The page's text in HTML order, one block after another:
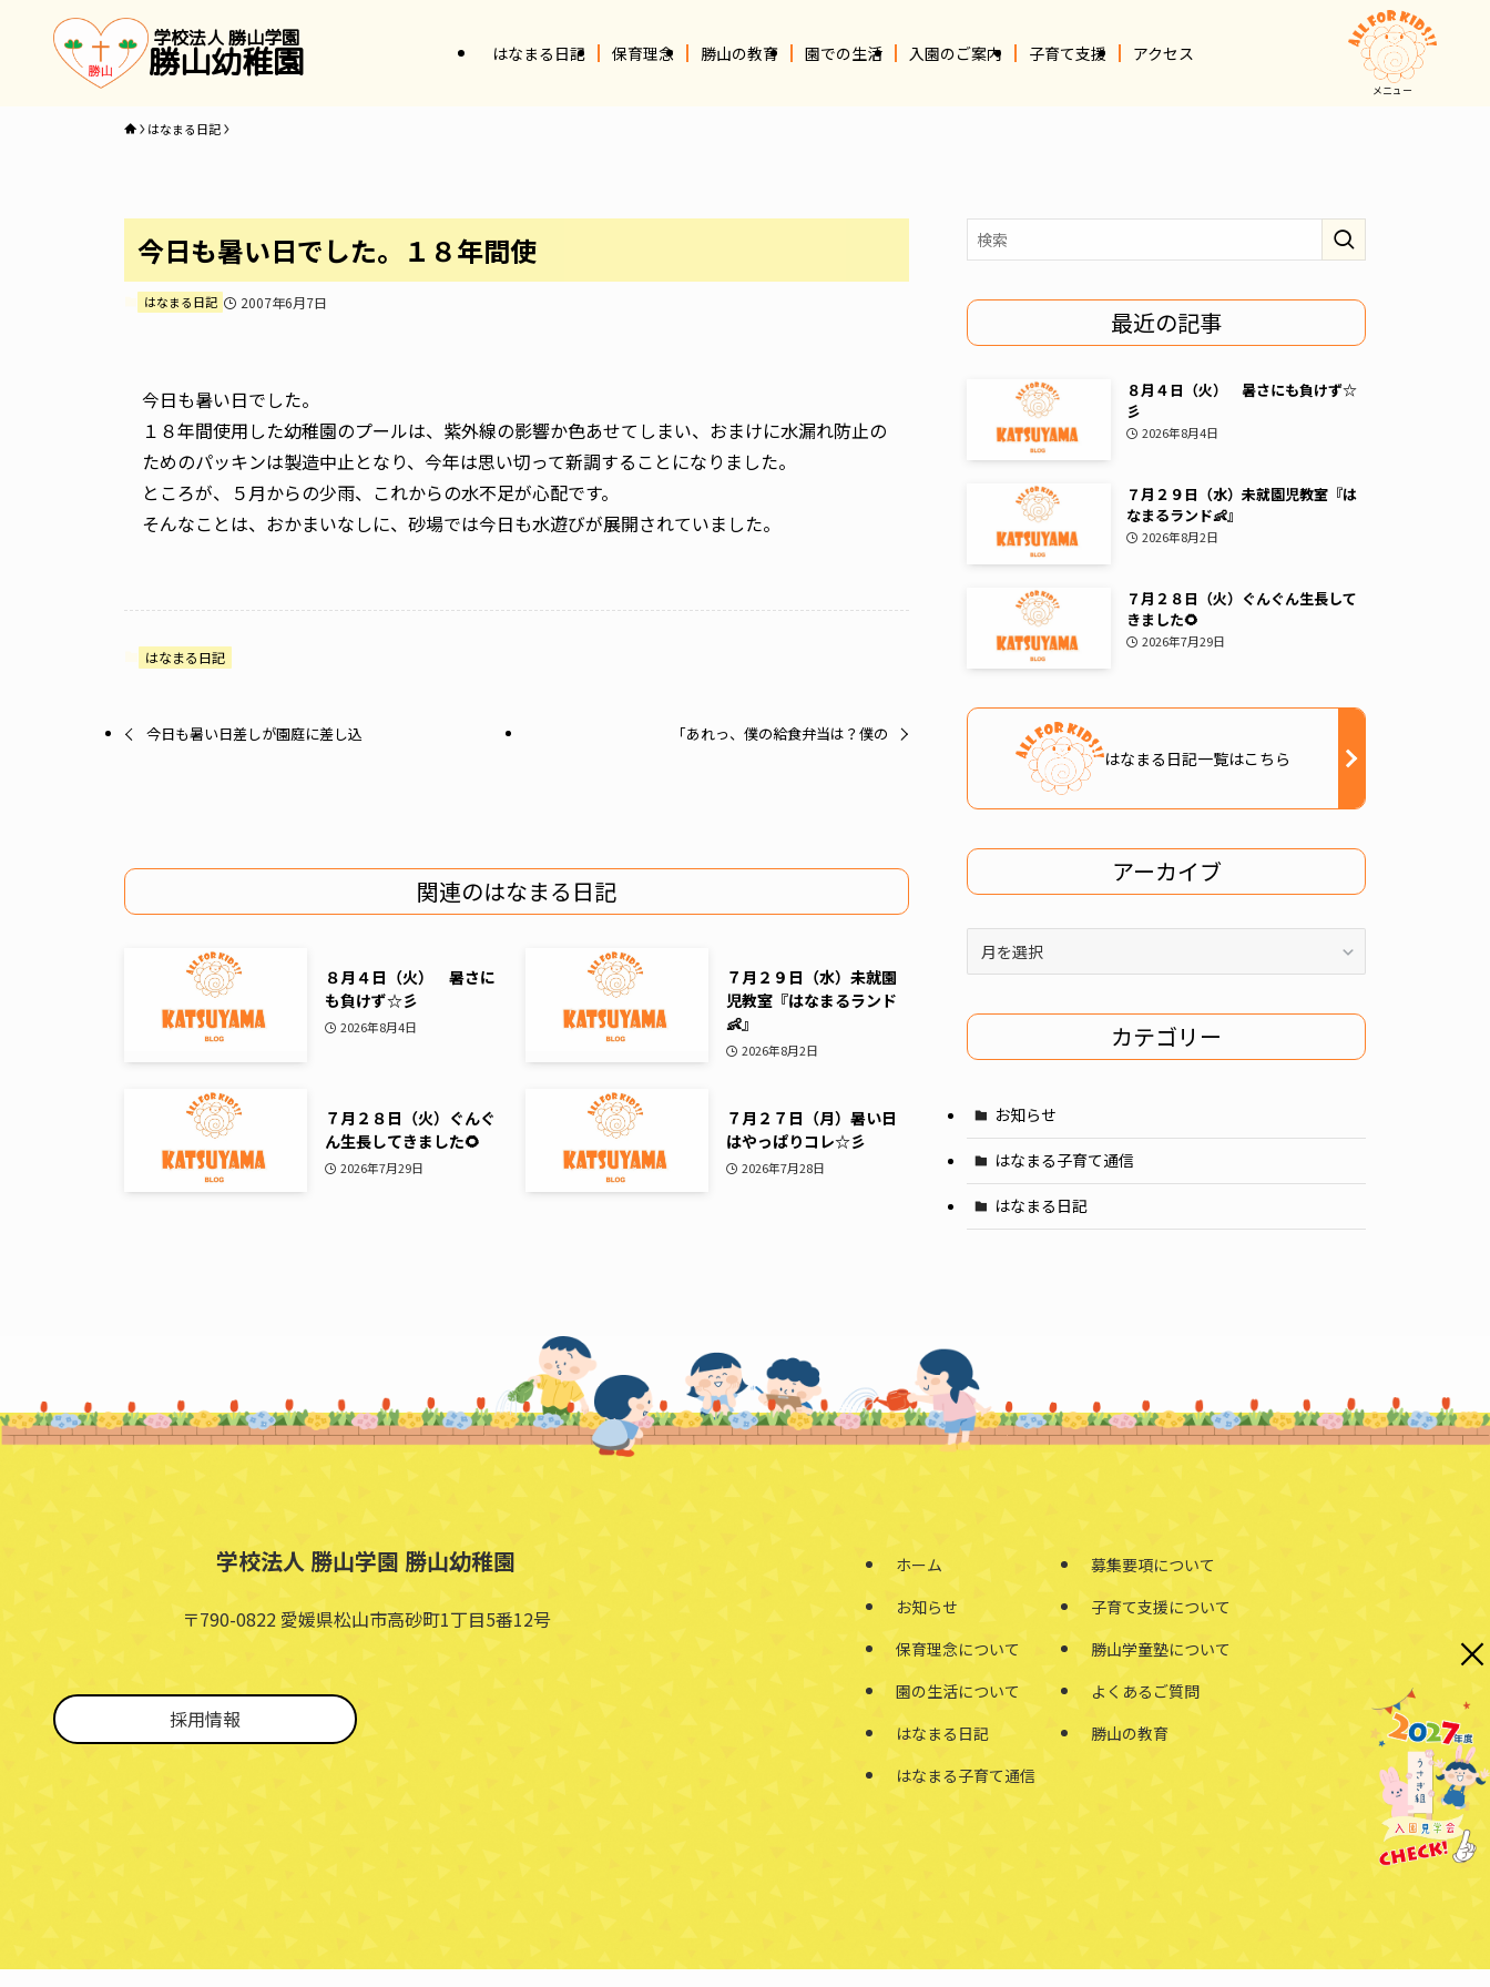
学校法人 勝山学園
勝山幼稚園 はなまる日記 保育理念 勝山の教育 園での生活 入園のご案内 子育て支援 アクセス
メニュー
はなまる日記
今日も暑い日でした。１８年間使
はなまる日記 2007年6月7日
今日も暑い日でした。
１８年間使用した幼稚園のプールは、紫外線の影響か色あせてしまい、おまけに水漏れ防止の
ためのパッキンは製造中止となり、今年は思い切って新調することになりました。
ところが、５月からの少雨、これからの水不足が心配です。
そんなことは、おかまいなしに、砂場では今日も水遊びが展開されていました。
はなまる日記
今日も暑い日差しが園庭に差し込 「あれっ、僕の給食弁当は？僕の
関連のはなまる日記
８月４日（火） 暑さに
も負けず☆彡
2026年8月4日
７月２９日（水）未就園
児教室『はなまるランド
👶』
2026年8月2日
７月２８日（火）ぐんぐ
ん生長してきました🌻
2026年7月29日
７月２７日（月）暑い日
はやっぱりコレ☆彡
2026年7月28日
最近の記事
８月４日（火） 暑さにも負けず☆
彡
2026年8月4日
７月２９日（水）未就園児教室『は
なまるランド👶』
2026年8月2日
７月２８日（火）ぐんぐん生長して
きました🌻
2026年7月29日
はなまる日記一覧はこちら
アーカイブ
イ
カテゴリー
お知らせ
はなまる子育て通信
はなまる日記
学校法人 勝山学園 勝山幼稚園
〒790-0822 愛媛県松山市高砂町1丁目5番12号
採用情報
ホーム
お知らせ
保育理念について
園の生活について
はなまる日記
はなまる子育て通信
募集要項について
子育て支援について
勝山学童塾について
よくあるご質問
勝山の教育
×